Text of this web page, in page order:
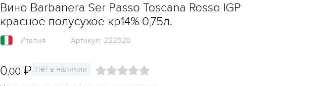
Вино Barbanera Ser Passo Toscana Rosso IGP
красное полусухое кр14% 0,75л.
Италия Артикул: 222626
0.00 ₽ Нет в наличии